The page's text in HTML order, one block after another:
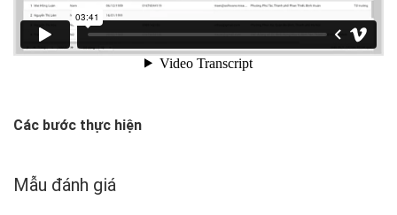
Các bước thực hiện
Mẫu đánh giá